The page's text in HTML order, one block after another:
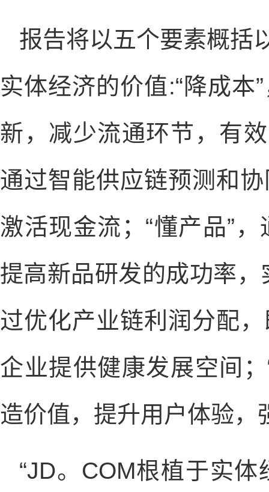
报告将以五个要素概括
实体经济的价值:“降成本
新，减少流通环节，有
通过智能供应链预测和
激活现金流；“懂产品”
提高新品研发的成功率，
过优化产业链利润分配
企业提供健康发展空间
造价值，提升用户体验，
“JD。COM根植于实